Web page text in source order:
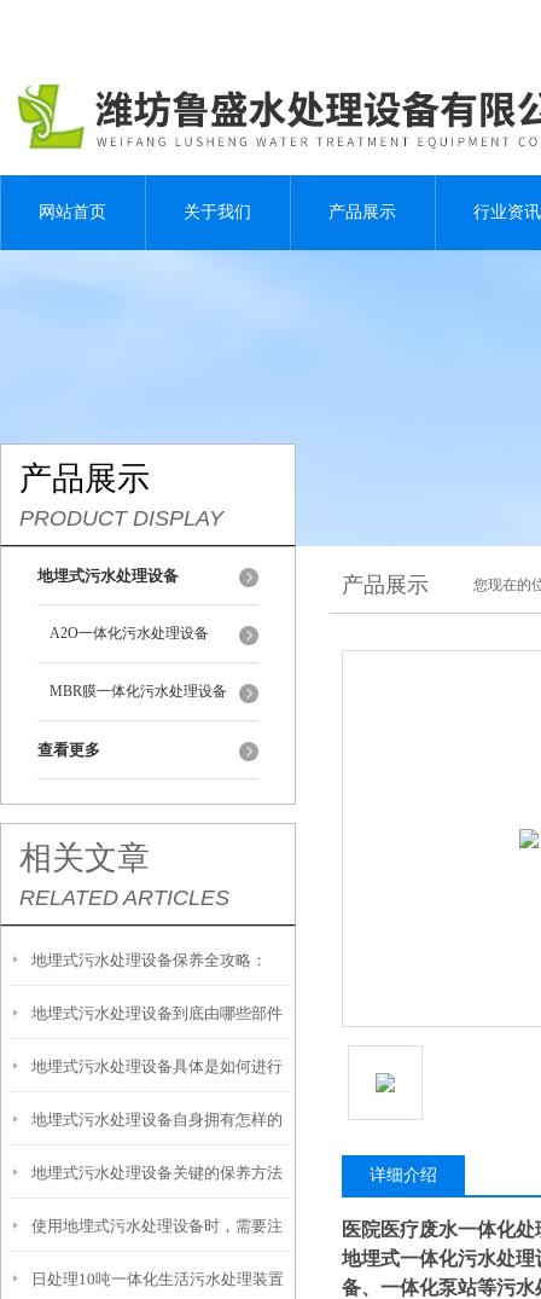
网站首页 关于我们 产品展示 行业资讯
产品展示
PRODUCT DISPLAY
地埋式污水处理设备
A2O一体化污水处理设备
MBR膜一体化污水处理设备
查看更多
相关文章
RELATED ARTICLES
地埋式污水处理设备保养全攻略：
让“地下卫士”持续高效运转
地埋式污水处理设备到底由哪些部件
撑起？核心结构一文拆解
地埋式污水处理设备具体是如何进行
安装的呢？
地埋式污水处理设备自身拥有怎样的
特点呢？
地埋式污水处理设备关键的保养方法
使用地埋式污水处理设备时，需要注
意以下事项
日处理10吨一体化生活污水处理装置
产品展示 您现在的
详细介绍
医院医疗废水一体化处
地埋式一体化污水处
备、一体化泵站等污